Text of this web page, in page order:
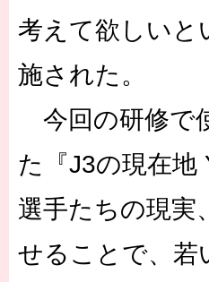
考えて欲しいと
施された。
今回の研修で
た『J3の現在地
選手たちの現実
せることで、若